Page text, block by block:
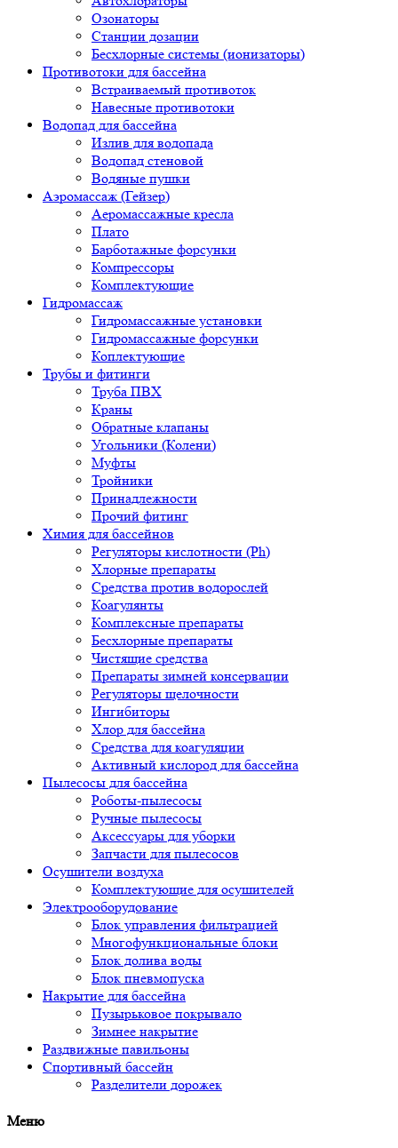
Озонаторы
Станции дозации
Бесхлорные системы (ионизаторы)
Противотоки для бассейна
Встраиваемый противоток
Навесные противотоки
Водопад для бассейна
Излив для водопада
Водопад стеновой
Водяные пушки
Аэромассаж (Гейзер)
Аеромассажные кресла
Плато
Барботажные форсунки
Компрессоры
Комплектующие
Гидромассаж
Гидромассажные установки
Гидромассажные форсунки
Коплектующие
Трубы и фитинги
Труба ПВХ
Краны
Обратные клапаны
Угольники (Колени)
Муфты
Тройники
Принадлежности
Прочий фитинг
Химия для бассейнов
Регуляторы кислотности (Ph)
Хлорные препараты
Средства против водорослей
Коагулянты
Комплексные препараты
Бесхлорные препараты
Чистящие средства
Препараты зимней консервации
Регуляторы щелочности
Ингибиторы
Хлор для бассейна
Средства для коагуляции
Активный кислород для бассейна
Пылесосы для бассейна
Роботы-пылесосы
Ручные пылесосы
Аксессуары для уборки
Запчасти для пылесосов
Осушители воздуха
Комплектующие для осушителей
Электрооборудование
Блок управления фильтрацией
Многофункциональные блоки
Блок долива воды
Блок пневмопуска
Накрытие для бассейна
Пузырьковое покрывало
Зимнее накрытие
Раздвижные павильоны
Спортивный бассейн
Разделители дорожек
Меню